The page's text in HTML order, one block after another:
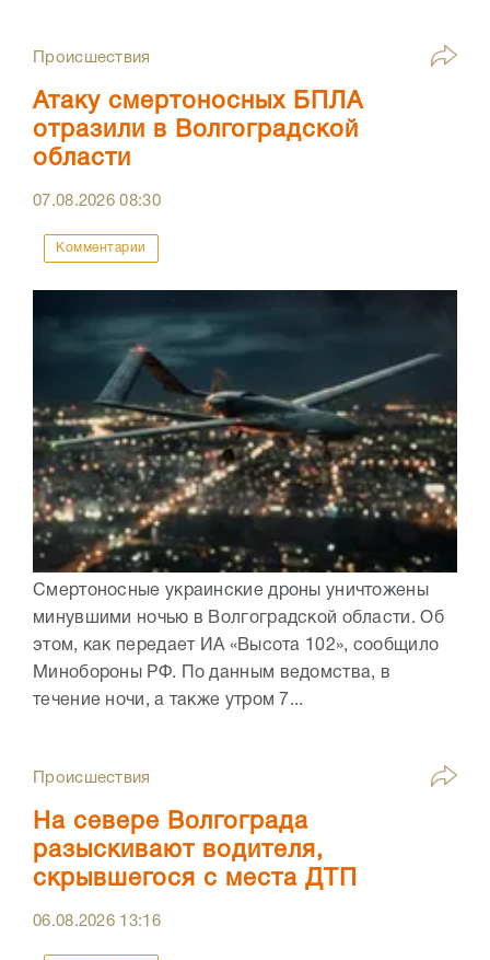
Происшествия
Атаку смертоносных БПЛА
отразили в Волгоградской
области
07.08.202608:30
Комментарии
Смертоносные украинские дроны уничтожены
минувшими ночью в Волгоградской области. Об
этом, как передает ИА «Высота 102», сообщило
Минобороны РФ. По данным ведомства, в
течение ночи, а также утром 7...
Происшествия
На севере Волгограда
разыскивают водителя,
скрывшегося с места ДТП
06.08.2026 13:16